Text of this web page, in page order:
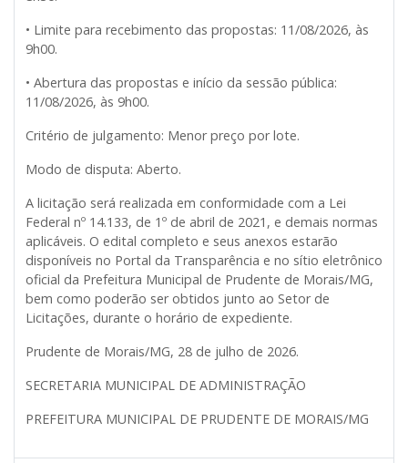
• Limite para recebimento das propostas: 11/08/2026, às
9h00.
• Abertura das propostas e início da sessão pública:
11/08/2026, às 9h00.
Critério de julgamento: Menor preço por lote.
Modo de disputa: Aberto.
A licitação será realizada em conformidade com a Lei
Federal nº 14.133, de 1º de abril de 2021, e demais normas
aplicáveis. O edital completo e seus anexos estarão
disponíveis no Portal da Transparência e no sítio eletrônico
oficial da Prefeitura Municipal de Prudente de Morais/MG,
bem como poderão ser obtidos junto ao Setor de
Licitações, durante o horário de expediente.
Prudente de Morais/MG, 28 de julho de 2026.
SECRETARIA MUNICIPAL DE ADMINISTRAÇÃO
PREFEITURA MUNICIPAL DE PRUDENTE DE MORAIS/MG